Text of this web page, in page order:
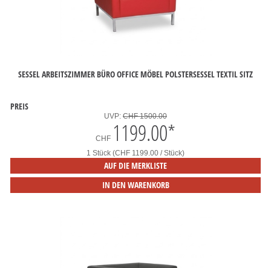
SESSEL ARBEITSZIMMER BÜRO OFFICE MÖBEL POLSTERSESSEL TEXTIL SITZ
PREIS
UVP: CHF 1500.00
CHF 1199.00*
1 Stück (CHF 1199.00 / Stück)
AUF DIE MERKLISTE
IN DEN WARENKORB